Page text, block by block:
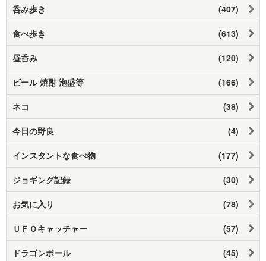
呑み歩き (407)
食べ歩き (613)
昼呑み (120)
ビール 焼酎 泡盛等 (166)
ネコ (38)
今日の野良 (4)
インスタントな食べ物 (177)
ジョギング記録 (30)
お気に入り (78)
ＵＦＯキャッチャー (57)
ドラゴンボール (45)